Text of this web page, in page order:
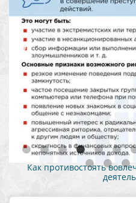
Как противостоять